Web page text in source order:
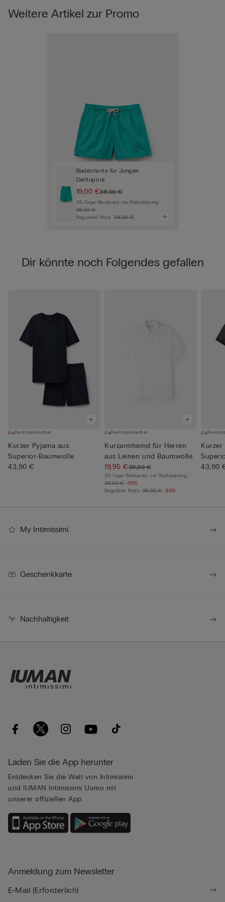
Weitere Artikel zur Promo
Badeshorts für Jungen
Delfinprint
19,00 €38,00 €
30-Tage-Bestpreis vor Reduzierung:
38,00 €
Regulärer Preis:38,00 €
Dir könnte noch Folgendes gefallen
Personalisierbar
Kurzer Pyjama aus
Superior-Baumwolle
43,90 €
Personalisierbar
Kurzarmhemd für Herren
aus Leinen und Baumwolle
19,95 €39,90 €
30-Tage-Bestpreis vor Reduzierung:
39,90 € -50%
Regulärer Preis: 39,90 € -50%
Kurzer
43,90
My Intimissimi
Geschenkkarte
Nachhaltigkeit
Laden Sie die App herunter
Entdecken Sie die Welt von Intimissimi
und IUMAN Intimissimi Uomo mit
unserer offiziellen App.
Anmeldung zum Newsletter